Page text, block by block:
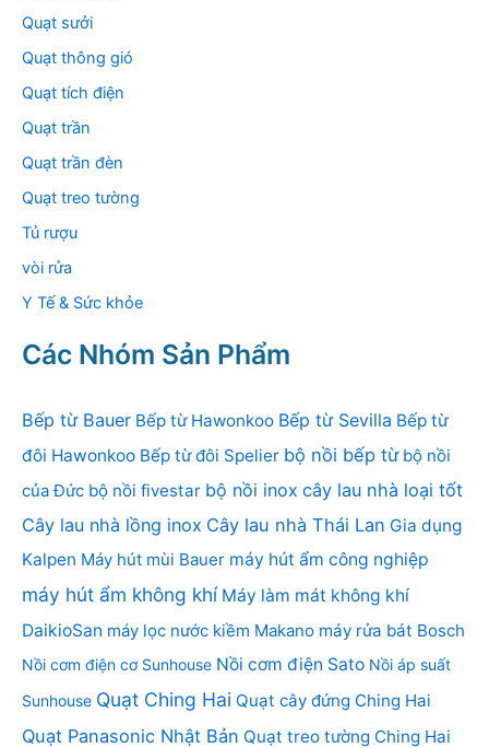
Quạt sưởi
Quạt thông gió
Quạt tích điện
Quạt trần
Quạt trần đèn
Quạt treo tường
Tủ rượu
vòi rửa
Y Tế & Sức khỏe
Các Nhóm Sản Phẩm
Bếp từ Bauer Bếp từ Hawonkoo Bếp từ Sevilla Bếp từ
đôi Hawonkoo Bếp từ đôi Spelier bộ nồi bếp từ bộ nồi
của Đức bộ nồi fivestar bộ nồi inox cây lau nhà loại tốt
Cây lau nhà lồng inox Cây lau nhà Thái Lan Gia dụng
Kalpen Máy hút mùi Bauer máy hút ẩm công nghiệp
máy hút ẩm không khí Máy làm mát không khí
DaikioSan máy lọc nước kiềm Makano máy rửa bát Bosch
Nồi cơm điện cơ Sunhouse Nồi cơm điện Sato Nồi áp suất
Sunhouse Quạt Ching Hai Quạt cây đứng Ching Hai
Quạt Panasonic Nhật Bản Quạt treo tường Ching Hai